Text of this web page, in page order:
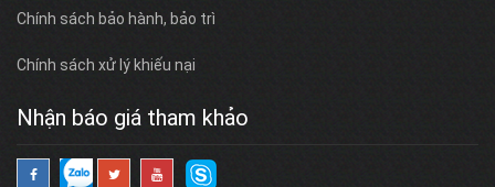
Chính sách bảo hành, bảo trì
Chính sách xử lý khiếu nại
Nhận báo giá tham khảo